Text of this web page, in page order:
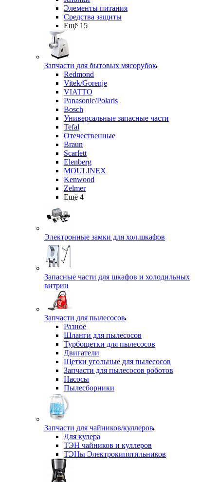
Элементы питания
Средства защиты
Ещё 15
Запчасти для бытовых мясорубок
Redmond
Vitek/Gorenje
VIATTO
Panasonic/Polaris
Bosch
Универсальные запасные части
Tefal
Отечественные
Braun
Scarlett
Elenberg
MOULINEX
Kenwood
Zelmer
Ещё 4
Электронные замки для хол.шкафов
Запасные части для шкафов и холодильных
витрин
Запчасти для пылесосов
Разное
Шланги для пылесосов
Турбощетки для пылесосов
Двигатели
Щетки угольные для пылесосов
Запчасти для пылесосов роботов
Насосы
Пылесборники
Запчасти для чайников/куллеров
Для кулера
ТЭН чайников и куллеров
ТЭНы Электрокипятильников